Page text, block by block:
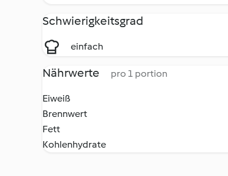
Schwierigkeitsgrad
einfach
Nährwerte pro 1 portion
Eiweiß
Brennwert
Fett
Kohlenhydrate